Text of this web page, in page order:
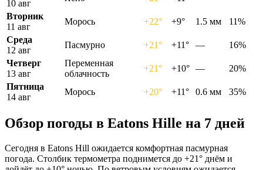
10 авг
Вторник
11 авг
Морось +22° +9° 1.5 мм
11%
Среда
12 авг
Пасмурно +21° +11° —
16%
Четверг
13 авг
Переменная
облачность
+21° +10° —
20%
Пятница
14 авг
Морось +20° +11° 0.6 мм 35%
Обзор погоды в Eatons Hillе на 7 дней
Сегодня в Eatons Hill ожидается комфортная пасмурная
погода. Столбик термометра поднимется до +21° днём и